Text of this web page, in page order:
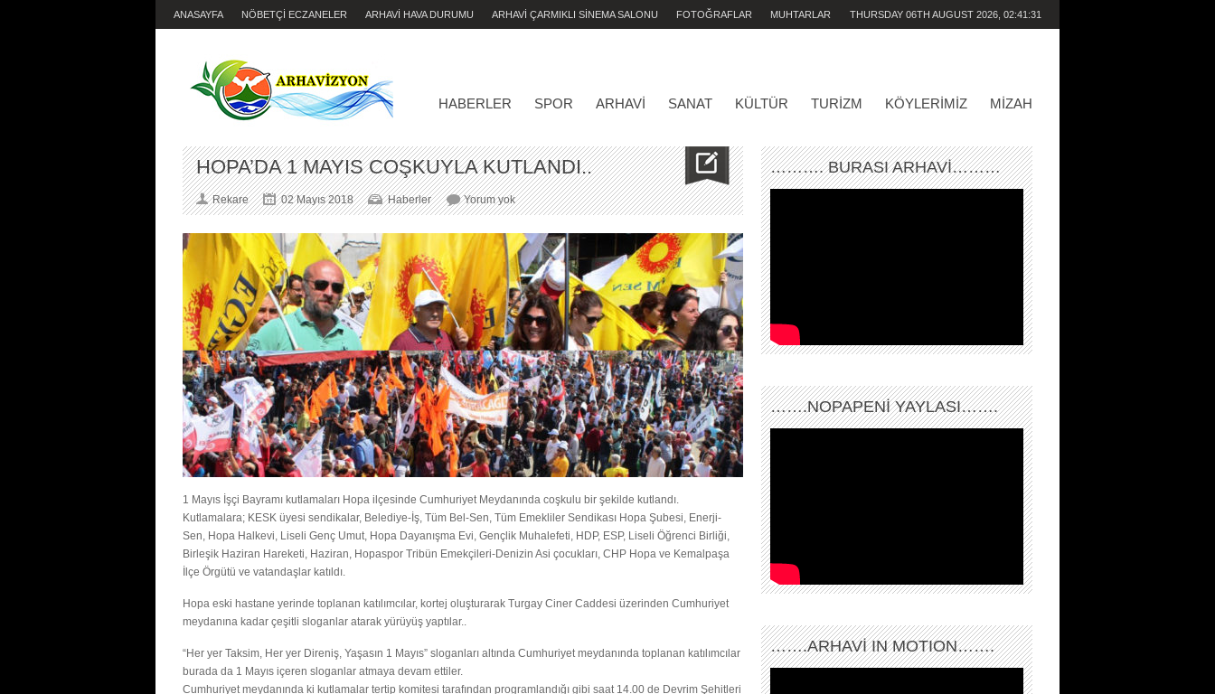
ANASAYFA NÖBETÇİ ECZANELER ARHAVİ HAVA DURUMU ARHAVİ ÇARMIKLI SİNEMA SALONU FOTOĞRAFLAR MUHTARLAR THURSDAY 06TH AUGUST 2026, 02:41:31
HABERLER SPOR ARHAVI SANAT KÜLTÜR TURIZM KÖYLERIMIZ MIZAH
HOPA’DA 1 MAYIS COŞKUYLA KUTLANDI..
Rekare 02 Mayıs 2018 Haberler Yorum yokHOPA’DA
1
MAYIS
COŞKUYLA
KUTLANDI..
1 Mayıs İşçi Bayramı kutlamaları Hopa ilçesinde Cumhuriyet Meydanında coşkulu bir şekilde kutlandı.
Kutlamalara; KESK üyesi sendikalar, Belediye-İş, Tüm Bel-Sen, Tüm Emekliler Sendikası Hopa Şubesi, Enerji-
Sen, Hopa Halkevi, Liseli Genç Umut, Hopa Dayanışma Evi, Gençlik Muhalefeti, HDP, ESP, Liseli Öğrenci Birliği,
Birleşik Haziran Hareketi, Haziran, Hopaspor Tribün Emekçileri-Denizin Asi çocukları, CHP Hopa ve Kemalpaşa
İlçe Örgütü ve vatandaşlar katıldı.
Hopa eski hastane yerinde toplanan katılımcılar, kortej oluşturarak Turgay Ciner Caddesi üzerinden Cumhuriyet
meydanına kadar çeşitli sloganlar atarak yürüyüş yaptılar..
“Her yer Taksim, Her yer Direniş, Yaşasın 1 Mayıs” sloganları altında Cumhuriyet meydanında toplanan katılımcılar
burada da 1 Mayıs içeren sloganlar atmaya devam ettiler.
Cumhuriyet meydanında ki kutlamalar tertip komitesi tarafından programlandığı gibi saat 14.00 de Devrim Şehitleri
………. BURASI ARHAVİ………
…….NOPAPENİ YAYLASI…….
…….ARHAVI IN MOTION…….